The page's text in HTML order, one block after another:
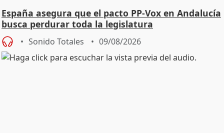
España asegura que el pacto PP-Vox en Andalucía
busca perdurar toda la legislatura
Sonido Totales 09/08/2026